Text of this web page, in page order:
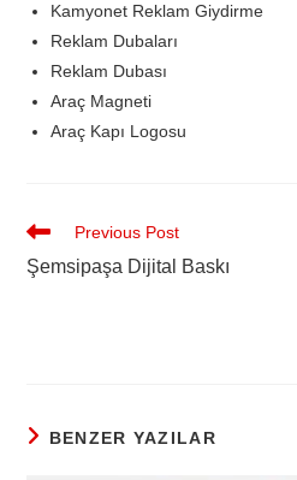
Kamyonet Reklam Giydirme
Reklam Dubaları
Reklam Dubası
Araç Magneti
Araç Kapı Logosu
Previous Post
Şemsipaşa Dijital Baskı
BENZER YAZILAR